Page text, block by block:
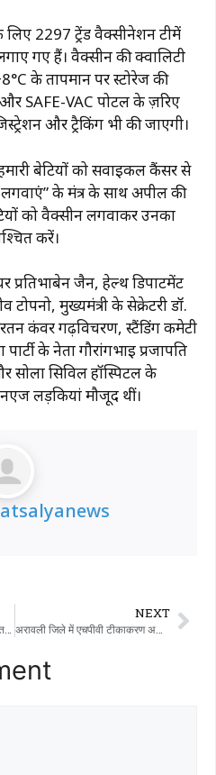
2297 ट्रेंड वैक्सीनेशन टीमें
गए हैं। वैक्सीन की क्वालिटी
के तापमान पर स्टोरेज की
SAFE-VAC पोर्टल के ज़रिए
और ट्रैकिंग भी की जाएगी।
बेटियों को सर्वाइकल कैंसर से
के मंत्र के साथ अपील की
को वैक्सीन लगवाकर उनका
करें।
प्रतिभाबेन जैन, हेल्थ डिपार्टमेंट
मुख्यमंत्री के सेक्रेटरी डॉ.
रतन कंवर गढ़विचरण, स्टैंडिंग कमेटी
के नेता गौरांगभाई प्रजापति
सोला सिविल हॉस्पिटल के
लड़कियां मौजूद थीं।
इजरायली हवाई हमले से ईरान में भारी तबाही, 36 छात्रों की मौत
NEXT
अरावली जिले में एचपीवी टीकाकरण अभियान शुरू – पहले दिन 392 खुराकें दी गईं